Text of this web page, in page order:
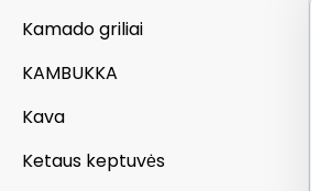
Kamado griliai
KAMBUKKA
Kava
Ketaus keptuvės